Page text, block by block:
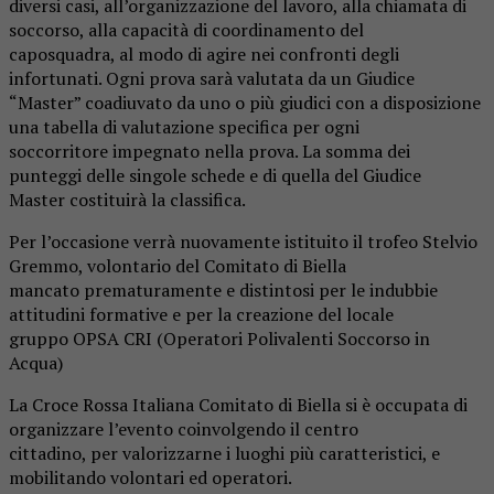
diversi casi, all’organizzazione del lavoro, alla chiamata di
soccorso, alla capacità di coordinamento del
caposquadra, al modo di agire nei confronti degli
infortunati. Ogni prova sarà valutata da un Giudice
“Master” coadiuvato da uno o più giudici con a disposizione
una tabella di valutazione specifica per ogni
soccorritore impegnato nella prova. La somma dei
punteggi delle singole schede e di quella del Giudice
Master costituirà la classifica.
Per l’occasione verrà nuovamente istituito il trofeo Stelvio
Gremmo, volontario del Comitato di Biella
mancato prematuramente e distintosi per le indubbie
attitudini formative e per la creazione del locale
gruppo OPSA CRI (Operatori Polivalenti Soccorso in
Acqua)
La Croce Rossa Italiana Comitato di Biella si è occupata di
organizzare l’evento coinvolgendo il centro
cittadino, per valorizzarne i luoghi più caratteristici, e
mobilitando volontari ed operatori.